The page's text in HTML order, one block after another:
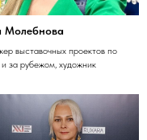
Молебнова
выставочных проектов по
за рубежом, художник